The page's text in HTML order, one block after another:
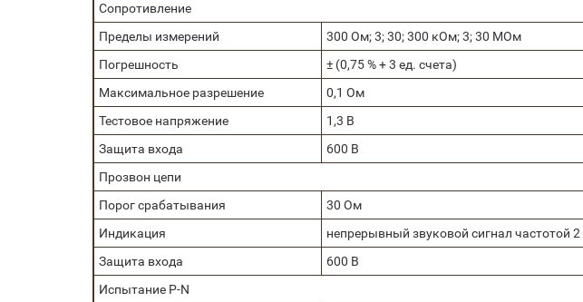
Сопротивление
Пределы измерений
300 Ом; 3; 30; 300 кОм; 3; 30 МОм
Погрешность
± (0,75 % + 3 ед. счета)
Максимальное разрешение
0,1 Ом
Тестовое напряжение
1,3 В
Защита входа
600 В
Прозвон цепи
Порог срабатывания
30 Ом
Индикация
непрерывный звуковой сигнал частотой 2
Защита входа
600 В
Испытание P-N